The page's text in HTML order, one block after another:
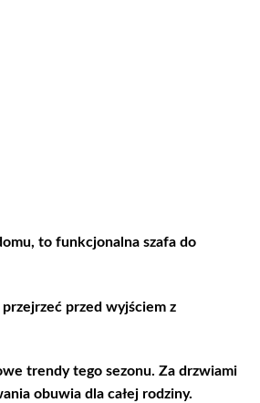
to funkcjonalna szafa do
przed wyjściem z
trendy tego sezonu. Za drzwiami
obuwia dla całej rodziny.